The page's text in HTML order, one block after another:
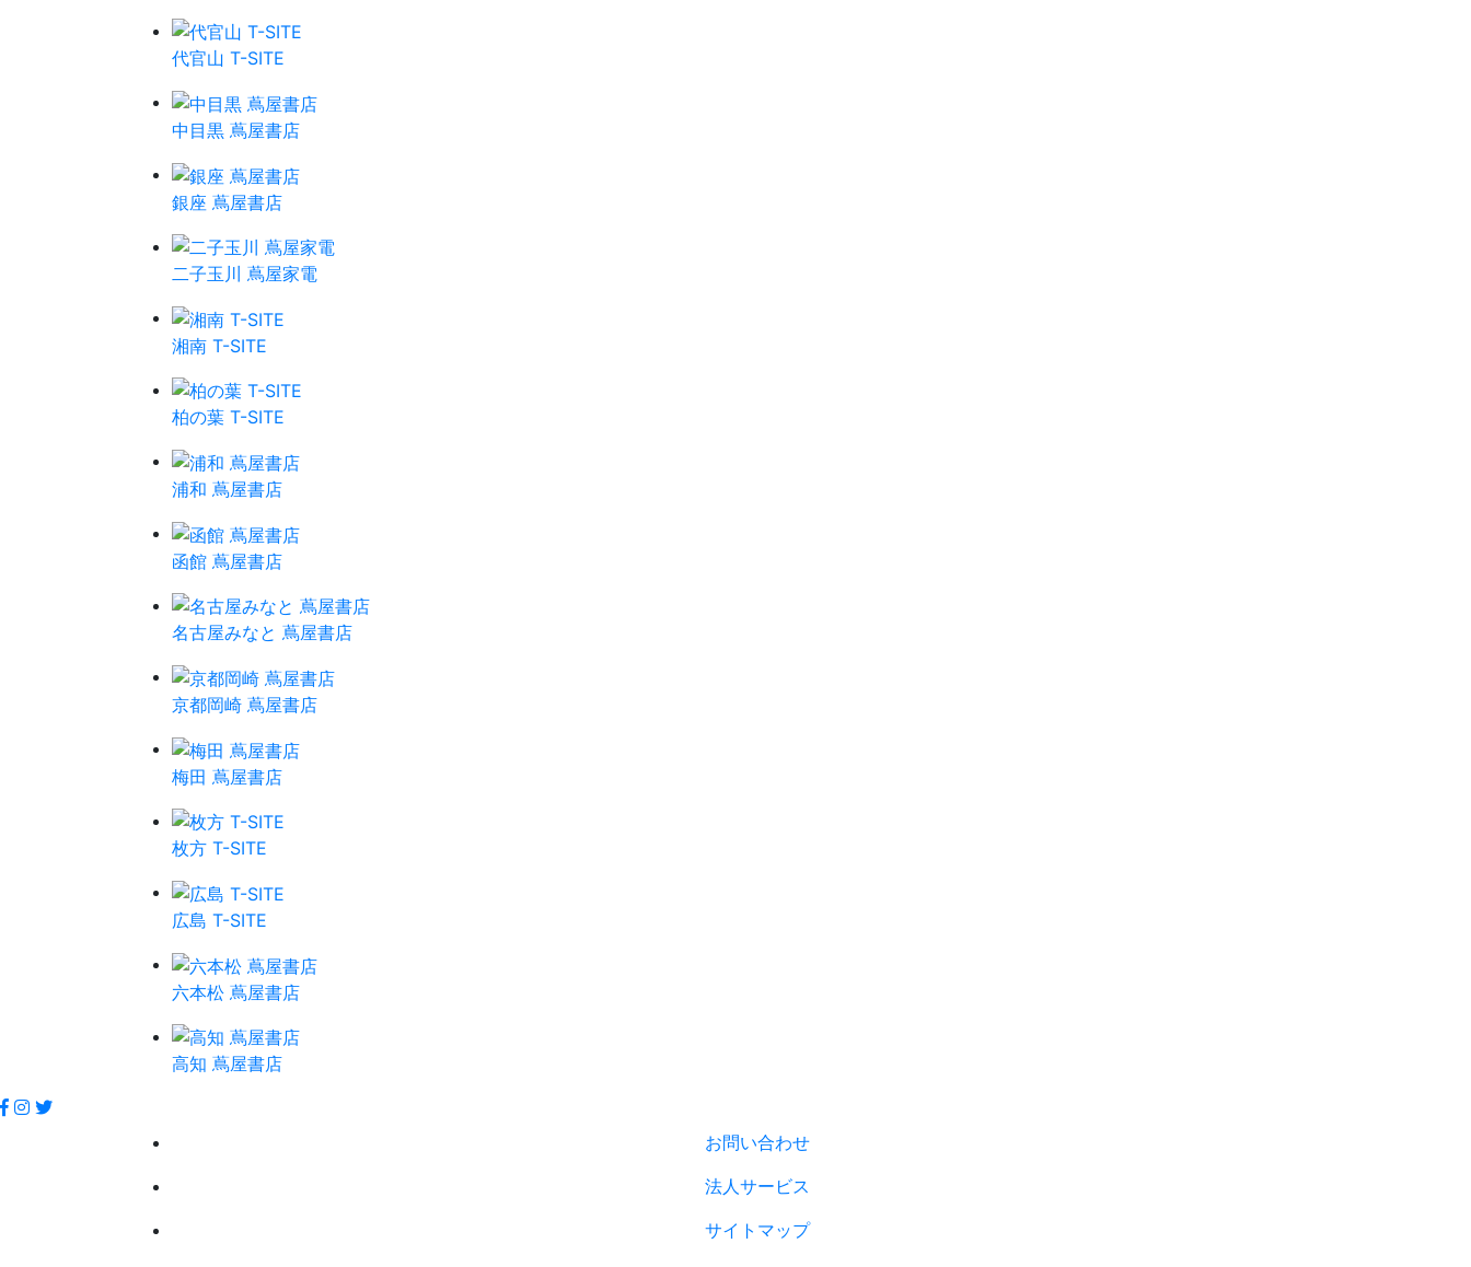
代官山 T-SITE
中目黒 蔦屋書店
銀座 蔦屋書店
二子玉川 蔦屋家電
湘南 T-SITE
柏の葉 T-SITE
浦和 蔦屋書店
函館 蔦屋書店
名古屋みなと 蔦屋書店
京都岡崎 蔦屋書店
梅田 蔦屋書店
枚方 T-SITE
広島 T-SITE
六本松 蔦屋書店
高知 蔦屋書店
お問い合わせ
法人サービス
サイトマップ